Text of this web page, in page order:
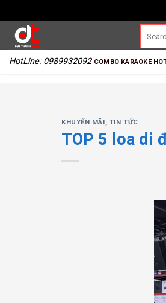
HotLine: 0989932092 COMBO KARAOKE
KHUYẾN MÃI, TIN TỨC
TOP 5 loa di